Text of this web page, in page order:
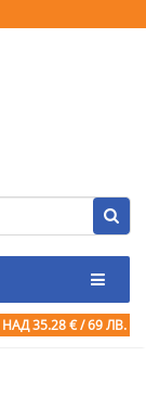
НАД 35.28 € / 69 ЛВ.